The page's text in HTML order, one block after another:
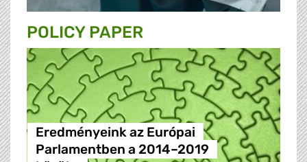
POLICY PAPER
Eredményeink az Európai
Parlamentben a 2014–2019